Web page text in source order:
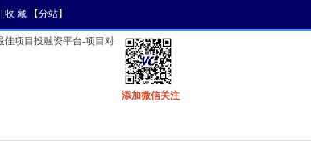
收 藏 【分站】
添加微信关注